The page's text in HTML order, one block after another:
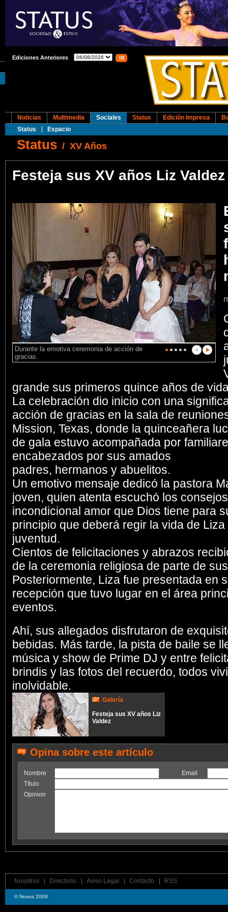
Ediciones Anteriores
Noticias Multimedia
Sociales
Status
Espacio
Status Edición Impresa
Status / XV Años
Festeja sus XV años Liz Valdez
Durante la emotiva ceremonia de acción de
gracias.
grande sus primeros quince años de
La celebración dio inicio con una
acción de gracias en la sala de
Mission, Texas, donde la quinceañera
de gala estuvo acompañada por
encabezados por sus amados
padres, hermanos y abuelitos.
Un emotivo mensaje dedicó la pastora
joven, quien atenta escuchó los
incondicional amor que Dios tiene para
principio que deberá regir la vida de
juventud.
Cientos de felicitaciones y abrazos
de la ceremonia religiosa de parte de
Posteriormente, Liza fue presentada en
recepción que tuvo lugar en el área
eventos.
Ahí, sus allegados disfrutaron de
bebidas. Más tarde, la pista de baile se
música y show de Prime DJ y entre
brindis y las fotos del recuerdo, todos
inolvidable.
Galería
Festeja sus XV años Liz
Valdez
Opina sobre este artículo
Nombre
Email
Título
Opinion
Nosotros Directorio Aviso Legal Contacto RSS
© Novus 2009